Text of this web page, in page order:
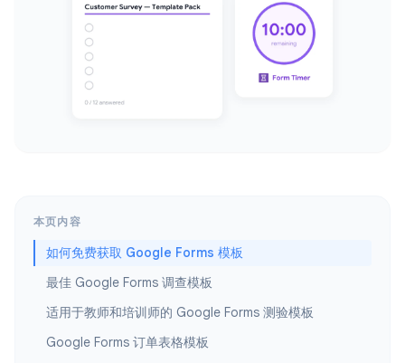
本页内容
如何免费获取 Google Forms 模板
最佳 Google Forms 调查模板
适用于教师和培训师的 Google Forms 测验模板
Google Forms 订单表格模板